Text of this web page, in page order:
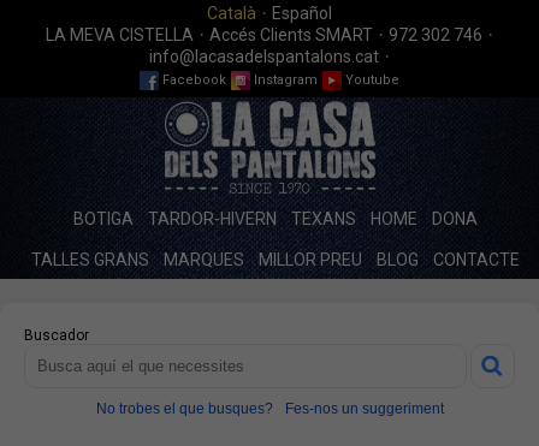
Català · Español
LA MEVA CISTELLA · Accés Clients SMART · 972 302 746 ·
info@lacasadelspantalons.cat ·
Facebook Instagram Youtube
BOTIGA TARDOR-HIVERN TEXANS HOME DONA
TALLES GRANS MARQUES MILLOR PREU BLOG CONTACTE
Buscador
No trobes el que busques? Fes-nos un suggeriment